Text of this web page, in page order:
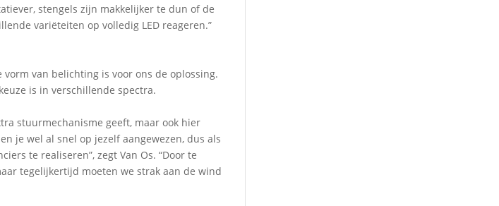
stengels zijn makkelijker te dun of de
variëteiten op volledig LED reageren.”
vorm van belichting is voor ons de oplossing.
is in verschillende spectra.
stuurmechanisme geeft, maar ook hier
je wel al snel op jezelf aangewezen, dus als
te realiseren”, zegt Van Os. “Door te
tegelijkertijd moeten we strak aan de wind